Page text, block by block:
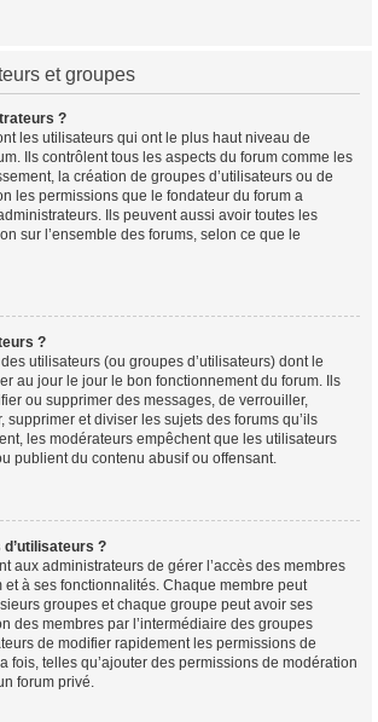
et groupes
?
les utilisateurs qui ont le plus haut niveau de
Ils contrôlent tous les aspects du forum comme les
la création de groupes d’utilisateurs ou de
les permissions que le fondateur du forum a
Ils peuvent aussi avoir toutes les
sur l’ensemble des forums, selon ce que le
?
utilisateurs (ou groupes d’utilisateurs) dont le
au jour le jour le bon fonctionnement du forum. Ils
ou supprimer des messages, de verrouiller,
supprimer et diviser les sujets des forums qu’ils
les modérateurs empêchent que les utilisateurs
publient du contenu abusif ou offensant.
?
aux administrateurs de gérer l’accès des membres
et à ses fonctionnalités. Chaque membre peut
groupes et chaque groupe peut avoir ses
des membres par l’intermédiaire des groupes
de modifier rapidement les permissions de
fois, telles qu’ajouter des permissions de modération
forum privé.